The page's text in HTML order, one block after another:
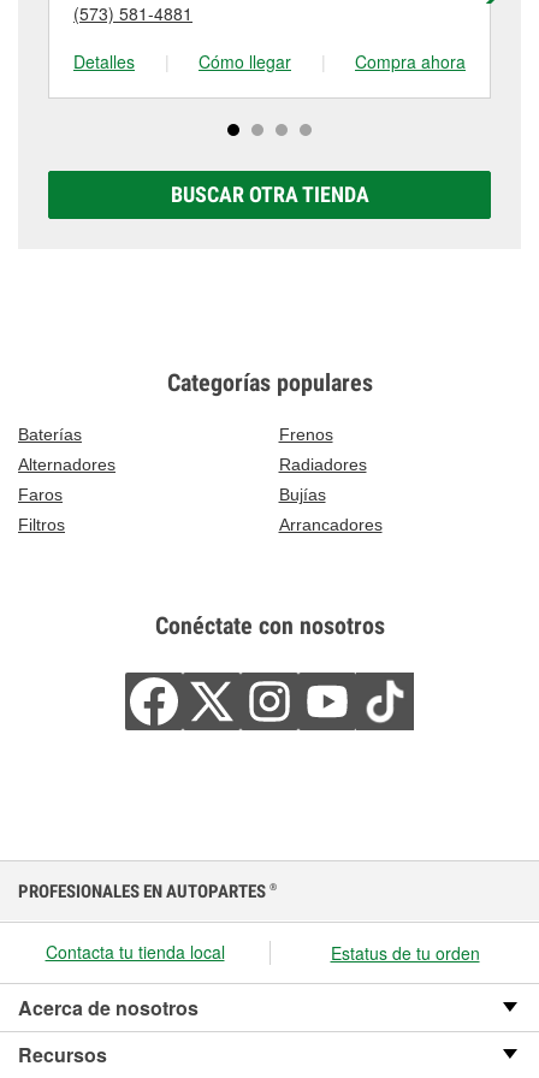
en 516 West Highway 22, Centralia, MO.
tienda #4094 para obtener más información.
(573) 581-4881
Detalles
| Cómo llegar | Compra ahora
BUSCAR OTRA TIENDA
Categorías populares
Baterías
Frenos
Alternadores
Radiadores
Faros
Bujías
Filtros
Arrancadores
Conéctate con nosotros
PROFESIONALES EN AUTOPARTES ®
Contacta tu tienda local Estatus de tu orden
Acerca de nosotros
Recursos